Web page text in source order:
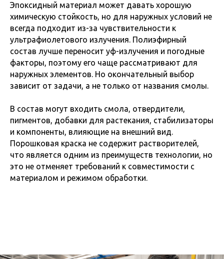
Эпоксидный материал может давать хорошую
химическую стойкость, но для наружных условий не
всегда подходит из-за чувствительности к
ультрафиолетового излучения. Полиэфирный
состав лучше переносит уф-излучения и погодные
факторы, поэтому его чаще рассматривают для
наружных элементов. Но окончательный выбор
зависит от задачи, а не только от названия смолы.
В состав могут входить смола, отвердители,
пигментов, добавки для растекания, стабилизаторы
и компоненты, влияющие на внешний вид.
Порошковая краска не содержит растворителей,
что является одним из преимуществ технологии, но
это не отменяет требований к совместимости с
материалом и режимом обработки.